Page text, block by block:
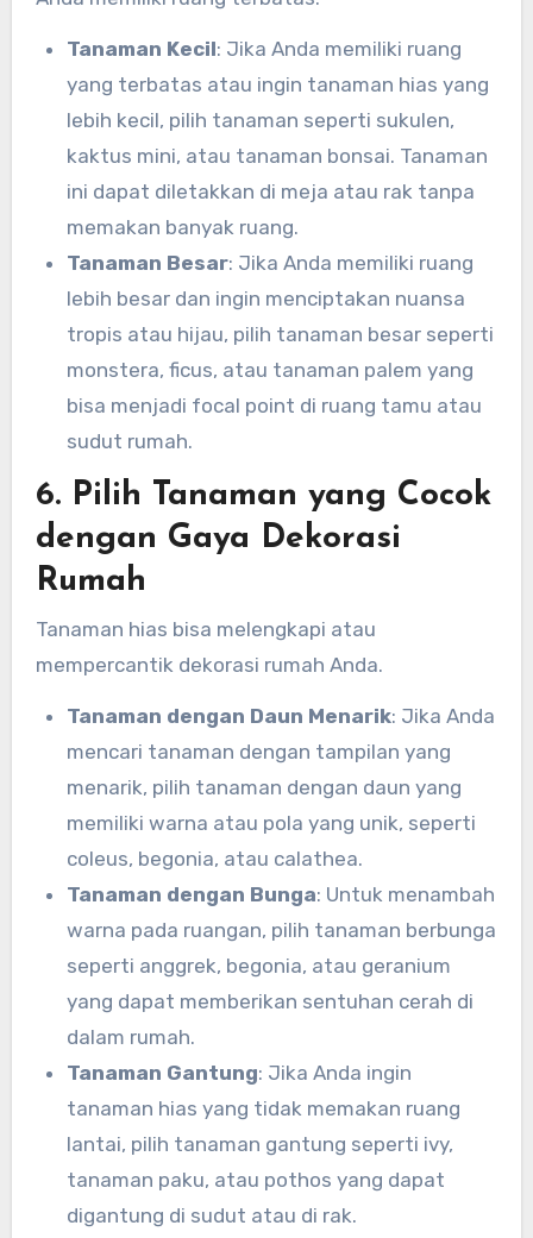
Tanaman Kecil: Jika Anda memiliki ruang
yang terbatas atau ingin tanaman hias yang
lebih kecil, pilih tanaman seperti sukulen,
kaktus mini, atau tanaman bonsai. Tanaman
ini dapat diletakkan di meja atau rak tanpa
memakan banyak ruang.
Tanaman Besar: Jika Anda memiliki ruang
lebih besar dan ingin menciptakan nuansa
tropis atau hijau, pilih tanaman besar seperti
monstera, ficus, atau tanaman palem yang
bisa menjadi focal point di ruang tamu atau
sudut rumah.
6. Pilih Tanaman yang Cocok
dengan Gaya Dekorasi
Rumah
Tanaman hias bisa melengkapi atau
mempercantik dekorasi rumah Anda.
Tanaman dengan Daun Menarik: Jika Anda
mencari tanaman dengan tampilan yang
menarik, pilih tanaman dengan daun yang
memiliki warna atau pola yang unik, seperti
coleus, begonia, atau calathea.
Tanaman dengan Bunga: Untuk menambah
warna pada ruangan, pilih tanaman berbunga
seperti anggrek, begonia, atau geranium
yang dapat memberikan sentuhan cerah di
dalam rumah.
Tanaman Gantung: Jika Anda ingin
tanaman hias yang tidak memakan ruang
lantai, pilih tanaman gantung seperti ivy,
tanaman paku, atau pothos yang dapat
digantung di sudut atau di rak.